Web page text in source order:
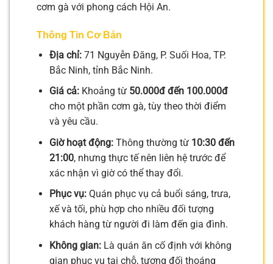
cơm gà với phong cách Hội An.
Thông Tin Cơ Bản
Địa chỉ:71 Nguyễn Đăng, P. Suối Hoa, TP.
Bắc Ninh, tỉnh Bắc Ninh.
Giá cả:Khoảng từ 50.000đ đến 100.000đ
cho một phần cơm gà, tùy theo thời điểm
và yêu cầu.
Giờ hoạt động:Thông thường từ 10:30 đến
21:00, nhưng thực tế nên liên hệ trước để
xác nhận vì giờ có thể thay đổi.
Phục vụ:Quán phục vụ cả buổi sáng, trưa,
xế và tối, phù hợp cho nhiều đối tượng
khách hàng từ người đi làm đến gia đình.
Không gian:Là quán ăn cố định với không
gian phục vụ tại chỗ, tương đối thoáng